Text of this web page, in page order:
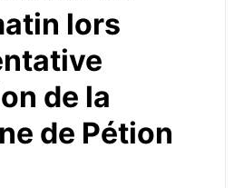
lors
de la
de Pétion